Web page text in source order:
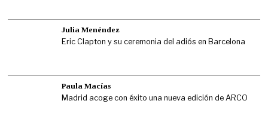
Julia Menéndez
Eric Clapton y su ceremonia del adiós en Barcelona
Paula Macías
Madrid acoge con éxito una nueva edición de ARCO